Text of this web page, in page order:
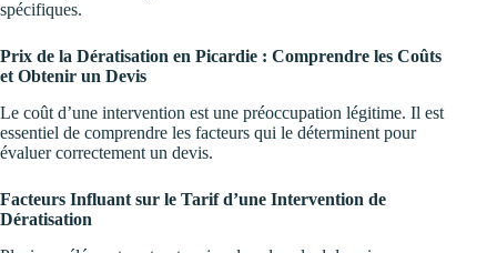
spécifiques.
Prix de la Dératisation en Picardie : Comprendre les Coûts
et Obtenir un Devis
Le coût d’une intervention est une préoccupation légitime. Il est
essentiel de comprendre les facteurs qui le déterminent pour
évaluer correctement un devis.
Facteurs Influant sur le Tarif d’une Intervention de
Dératisation